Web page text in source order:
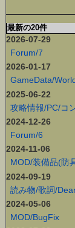
最新の20件
2026-07-29
Forum/7
2026-01-17
GameData/
2025-06-22
攻略情報/PC/コ
2024-12-26
Forum/6
2024-11-06
MOD/装備品(防
2024-09-19
読み物/歌詞/
2024-05-06
MOD/BugFix